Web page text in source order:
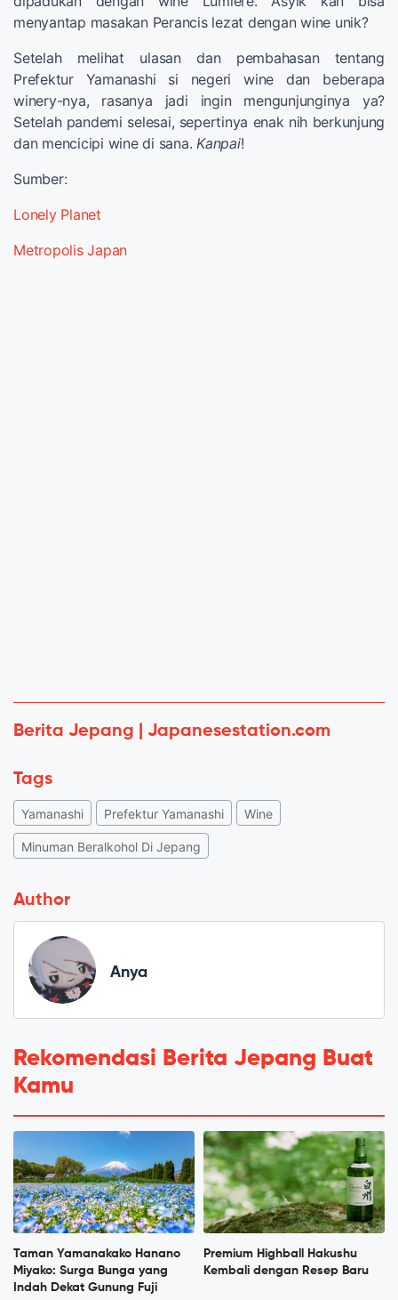
menyantap masakan Perancis lezat dengan wine unik?
Setelah melihat ulasan dan pembahasan tentang
Prefektur Yamanashi si negeri wine dan beberapa
winery-nya, rasanya jadi ingin mengunjunginya ya?
Setelah pandemi selesai, sepertinya enak nih berkunjung
dan mencicipi wine di sana. Kanpai!
Sumber:
Lonely Planet
Metropolis Japan
Berita Jepang | Japanesestation.com
Tags
Yamanashi Prefektur Yamanashi Wine
Minuman Beralkohol Di Jepang
Author
Anya
Rekomendasi Berita Jepang Buat
Kamu
Taman Yamanakako Hanano
Miyako: Surga Bunga yang
Indah Dekat Gunung Fuji
Premium Highball Hakushu
Kembali dengan Resep Baru